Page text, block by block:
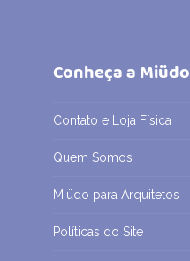
Conheça a Miüdo
Contato e Loja Física
Quem Somos
Miüdo para Arquitetos
Políticas do Site